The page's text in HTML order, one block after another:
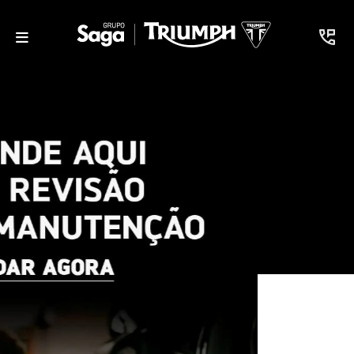
Motos em estoque na Saga